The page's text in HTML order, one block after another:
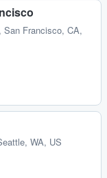
, San Francisco, CA,
WA, US